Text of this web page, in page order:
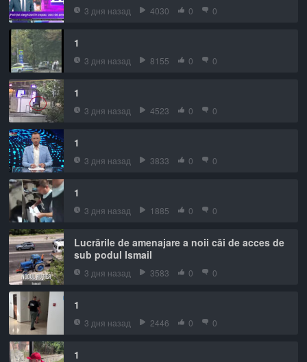
3 дня назад 4030 0 0
1
3 дня назад 8155 0 0
1
3 дня назад 4523 0 0
1
3 дня назад 3833 0 0
1
3 дня назад 1885 0 0
Lucrările de amenajare a noii căi de acces de
sub podul Ismail
3 дня назад 3583 0 0
1
3 дня назад 2446 0 0
1